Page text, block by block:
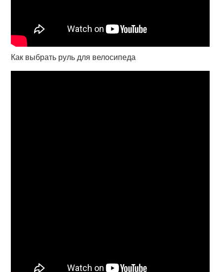
Как выбрать руль для велосипеда